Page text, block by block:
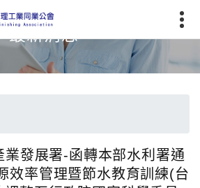
最新消息
業發展署-函轉本部水利署通
效率管理暨節水教育訓練(台